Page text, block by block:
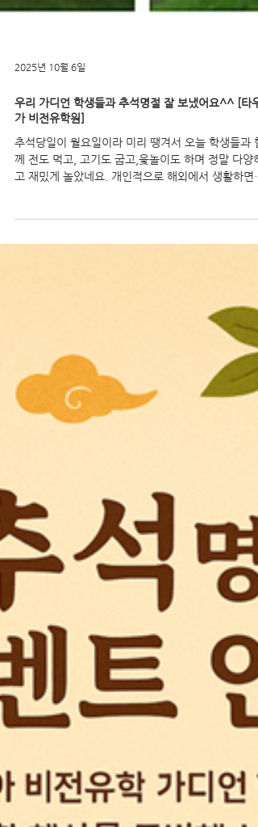
2025년 10월 6일
우리 가디언 학생들과 추석명절 잘 보냈어요^^ [타우
가 비전유학원]
고 재밌게 놀았네요. 개인적으로 해외에서 생활하면서